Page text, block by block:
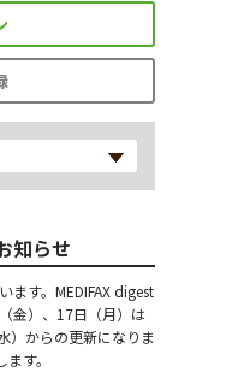
知らせ
ます。MEDIFAX digest
金）、17日（月）は
）からの更新になりま
す。